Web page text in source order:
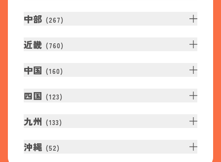
中部 (267)
近畿 (760)
中国 (160)
四国 (123)
九州 (133)
沖縄 (52)